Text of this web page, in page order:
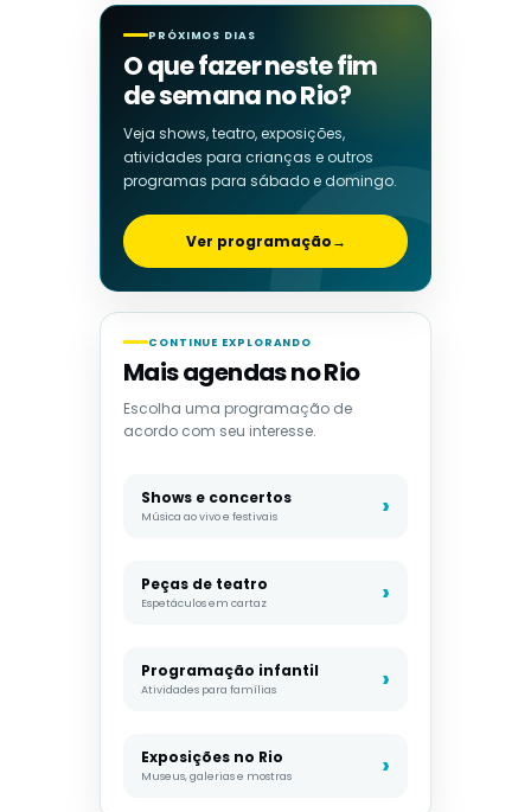
PRÓXIMOS DIAS
O que fazer neste fim
de semana no Rio?
Veja shows, teatro, exposições,
atividades para crianças e outros
programas para sábado e domingo.
Ver programação→
CONTINUE EXPLORANDO
Mais agendas no Rio
Escolha uma programação de
acordo com seu interesse.
Shows e concertos
Música ao vivo e festivais
Peças de teatro
Espetáculos em cartaz
Programação infantil
Atividades para famílias
Exposições no Rio
Museus, galerias e mostras